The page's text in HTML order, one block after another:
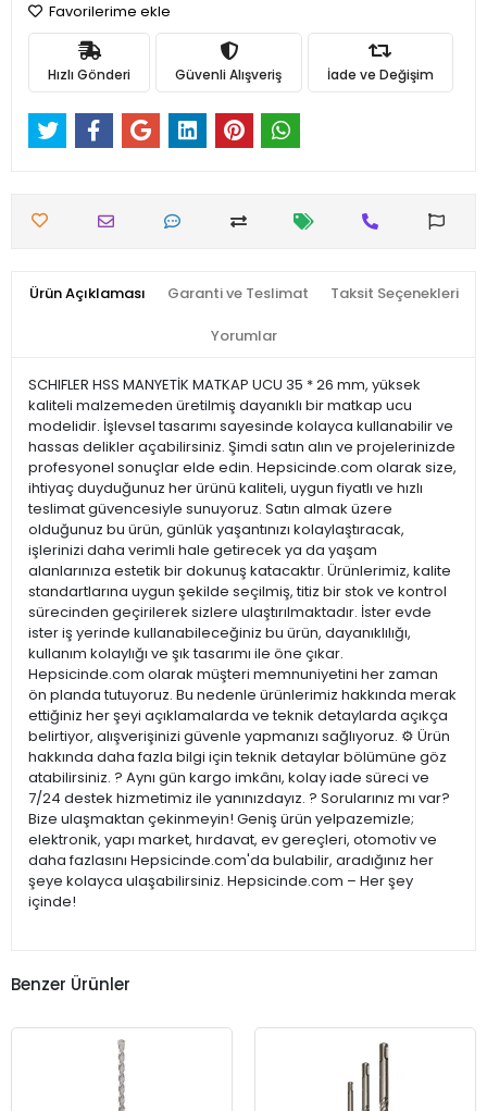
Favorilerime ekle
Hızlı Gönderi Güvenli Alışveriş İade ve Değişim
Ürün Açıklaması Garanti ve Teslimat Taksit Seçenekleri
Yorumlar
SCHIFLER HSS MANYETİK MATKAP UCU 35 * 26 mm, yüksek
kaliteli malzemeden üretilmiş dayanıklı bir matkap ucu
modelidir. İşlevsel tasarımı sayesinde kolayca kullanabilir ve
hassas delikler açabilirsiniz. Şimdi satın alın ve projelerinizde
profesyonel sonuçlar elde edin. Hepsicinde.com olarak size,
ihtiyaç duyduğunuz her ürünü kaliteli, uygun fiyatlı ve hızlı
teslimat güvencesiyle sunuyoruz. Satın almak üzere
olduğunuz bu ürün, günlük yaşantınızı kolaylaştıracak,
işlerinizi daha verimli hale getirecek ya da yaşam
alanlarınıza estetik bir dokunuş katacaktır. Ürünlerimiz, kalite
standartlarına uygun şekilde seçilmiş, titiz bir stok ve kontrol
sürecinden geçirilerek sizlere ulaştırılmaktadır. İster evde
ister iş yerinde kullanabileceğiniz bu ürün, dayanıklılığı,
kullanım kolaylığı ve şık tasarımı ile öne çıkar.
Hepsicinde.com olarak müşteri memnuniyetini her zaman
ön planda tutuyoruz. Bu nedenle ürünlerimiz hakkında merak
ettiğiniz her şeyi açıklamalarda ve teknik detaylarda açıkça
belirtiyor, alışverişinizi güvenle yapmanızı sağlıyoruz. ⚙️ Ürün
hakkında daha fazla bilgi için teknik detaylar bölümüne göz
atabilirsiniz. ? Aynı gün kargo imkânı, kolay iade süreci ve
7/24 destek hizmetimiz ile yanınızdayız. ? Sorularınız mı var?
Bize ulaşmaktan çekinmeyin! Geniş ürün yelpazemizle;
elektronik, yapı market, hırdavat, ev gereçleri, otomotiv ve
daha fazlasını Hepsicinde.com'da bulabilir, aradığınız her
şeye kolayca ulaşabilirsiniz. Hepsicinde.com – Her şey
içinde!
Benzer Ürünler